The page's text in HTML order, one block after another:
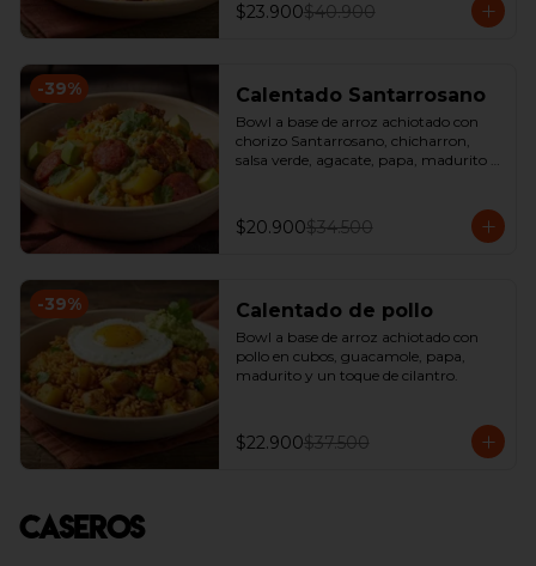
$23.900$40.900
-39% Calentado Santarrosano
Bowl a base de arroz achiotado con
chorizo Santarrosano, chicharron,
salsa verde, agacate, papa, madurito y
$20.900$34.500
-39% Calentado de pollo
Bowl a base de arroz achiotado con
pollo en cubos, guacamole, papa,
madurito y un toque de cilantro.
$22.900$37.500
Caseros